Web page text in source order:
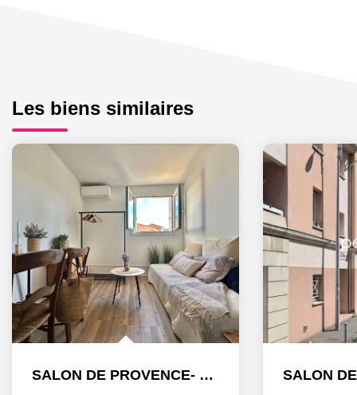
Les biens similaires
SALON DE PROVENCE- STUDIO MEUBLE - 16.40 m2 - BAIL 9 MOIS